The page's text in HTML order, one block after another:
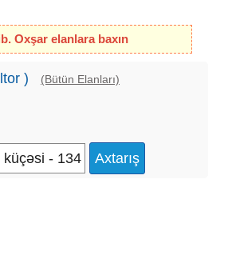
!! Cдаётся 2-х комнатная
Вургуна, около " Олимпик
Общая площадь: 86 кв.м.. Газ +
Пол паркет. Cанузeл ( душ
машина, 2 сплит кондиционера. 2
• (КОД-102).
Oxşar elanlara baxın
) (Bütün Elanları)